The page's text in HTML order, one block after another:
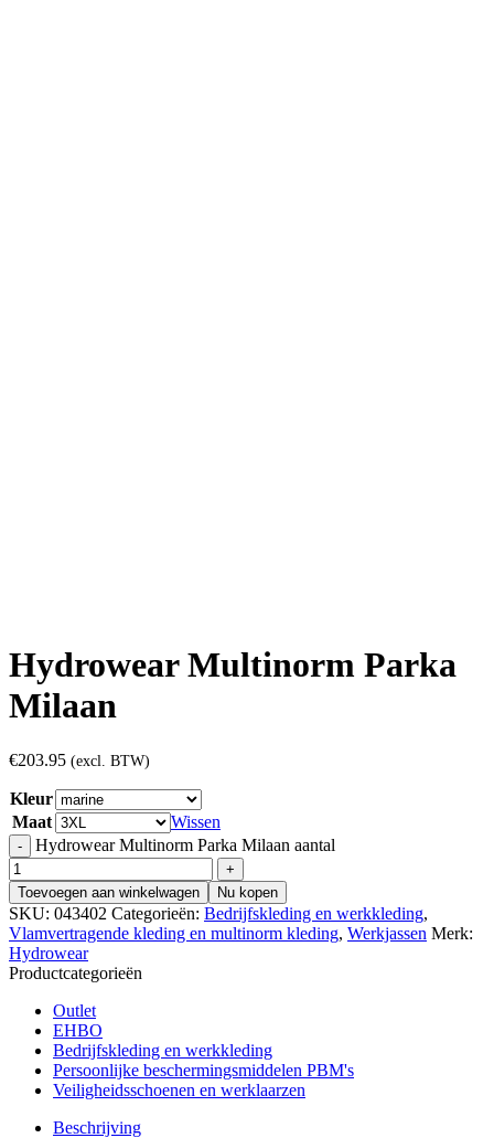
Hydrowear Multinorm Parka
Milaan
€203.95 (excl. BTW)
Kleur
Maat
Wissen
Hydrowear Multinorm Parka Milaan aantal
Toevoegen aan winkelwagen Nu kopen
SKU: 043402 Categorieën: Bedrijfskleding en werkkleding,
Vlamvertragende kleding en multinorm kleding, Werkjassen Merk:
Hydrowear
Productcategorieën
Outlet
EHBO
Bedrijfskleding en werkkleding
Persoonlijke beschermingsmiddelen PBM's
Veiligheidsschoenen en werklaarzen
Beschrijving